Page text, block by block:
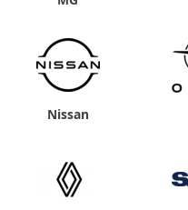
Nissan